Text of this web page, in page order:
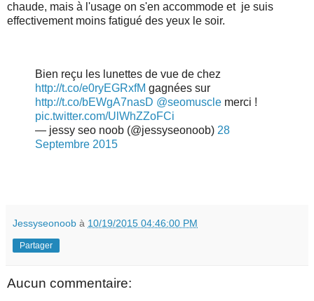
chaude, mais à l'usage on s'en accommode et je suis
effectivement moins fatigué des yeux le soir.
Bien reçu les lunettes de vue de chez
http://t.co/e0ryEGRxfM gagnées sur
http://t.co/bEWgA7nasD @seomuscle merci !
pic.twitter.com/UlWhZZoFCi
— jessy seo noob (@jessyseonoob) 28
Septembre 2015
Jessyseonoob à 10/19/2015 04:46:00 PM
Partager
Aucun commentaire: